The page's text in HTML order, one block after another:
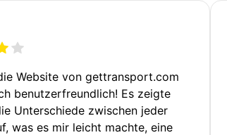
Website von gettransport.com
benutzerfreundlich! Es zeigte
Unterschiede zwischen jeder
was es mir leicht machte, eine